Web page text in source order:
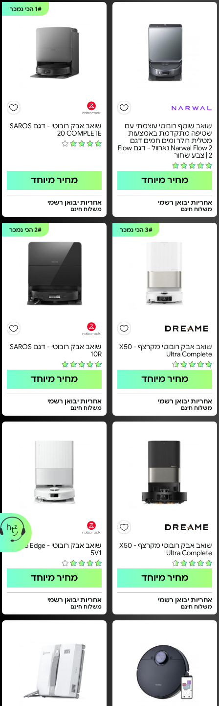
שואב שוטף רובוטי עוצמתי עם
שטיפה מתקדמת באמצעות
מטלית רולר ומים חמים דגם
Narwal Flow 2 נארוול - דגם Flow
2 | צבע שחור
מחיר מיוחד
אחריות יבואן רשמי
משלוח חינם
1#הכי נמכר
שואב אבק רובוטי - דגם SAROS
20 COMPLETE
מחיר מיוחד
אחריות יבואן רשמי
משלוח חינם
3#הכי נמכר
שואב אבק רובוטי ‏מקרצף - X50
Ultra Complete
מחיר מיוחד
אחריות יבואן רשמי
משלוח חינם
2#הכי נמכר
שואב אבק רובוטי - דגם SAROS
10R
מחיר מיוחד
אחריות יבואן רשמי
משלוח חינם
שואב אבק רובוטי ‏מקרצף - X50
Ultra Complete
מחיר מיוחד
אחריות יבואן רשמי
משלוח חינם
שואב אבק רובוטי - Qrevo Edge
5V1
מחיר מיוחד
אחריות יבואן רשמי
משלוח חינם